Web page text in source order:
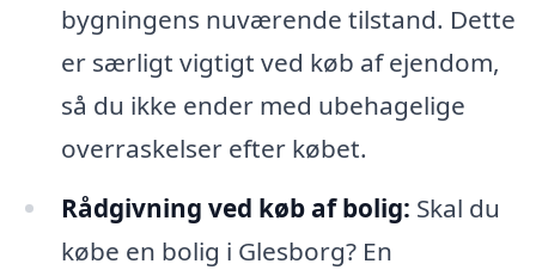
bygningens nuværende tilstand. Dette
er særligt vigtigt ved køb af ejendom,
så du ikke ender med ubehagelige
overraskelser efter købet.
Rådgivning ved køb af bolig: Skal du
købe en bolig i Glesborg? En